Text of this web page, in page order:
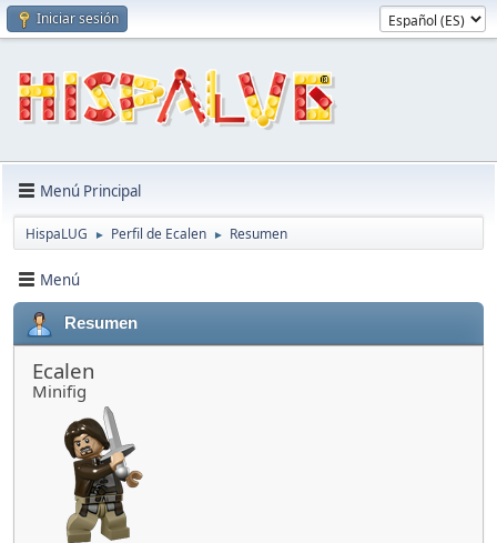
Iniciar sesión
Menú Principal
HispaLUG ► Perfil de Ecalen ► Resumen
Menú
Resumen
Ecalen
Minifig